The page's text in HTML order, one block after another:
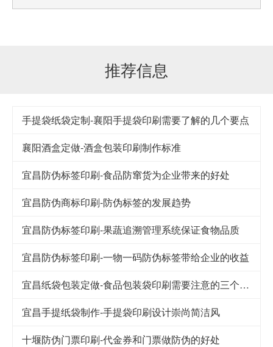
推荐信息
手提袋纸袋定制-襄阳手提袋印刷需要了解的几个要点
襄阳酒盒定做-酒盒包装印刷制作标准
宜昌防伪标签印刷-食品防窜货为企业带来的好处
宜昌防伪商标印刷-防伪标签的发展趋势
宜昌防伪标签印刷-果蔬追溯管理系统保证食物品质
宜昌防伪标签印刷-一物一码防伪标签带给企业的收益
宜昌纸袋包装定做-食品包装袋印刷需要注意的三个细节
宜昌手提纸袋制作-手提袋印刷设计崇尚简洁风
十堰防伪门票印刷-代金券和门票做防伪的好处